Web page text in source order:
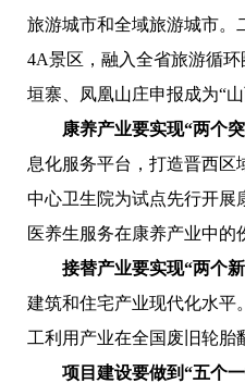
旅游城市和全域旅游城市。
4A景区，融入全省旅游循环
垣寨、凤凰山庄申报成为“
康养产业要实现“两个突
息化服务平台，打造晋西区
中心卫生院为试点先行开展
医养生服务在康养产业中的
接替产业要实现“两个新
建筑和住宅产业现代化水平。
工利用产业在全国废旧轮胎
项目建设要做到“五个一